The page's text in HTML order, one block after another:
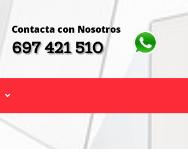
Contacta con Nosotros
697 421 510